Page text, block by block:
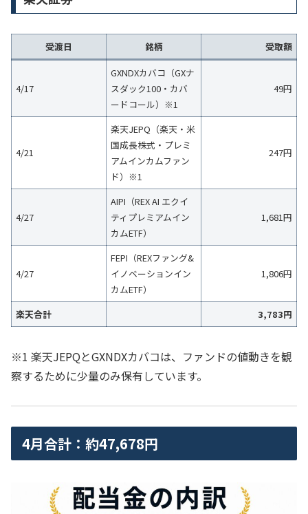
受渡日 銘柄 受取額
4/17
GXNDXカバコ（GXナ
スダック100・カバ
ードコール）※1
49円
4/21
楽天JEPQ（楽天・米
国成長株式・プレミ
アムインカムファン
ド）※1
247円
4/27
AIPI（REX AI エクイ
ティプレミアムイン
カムETF）
1,681円
4/27
FEPI（REXファング&
イノベーションイン
カムETF）
1,806円
楽天合計 3,783円
※1 楽天JEPQとGXNDXカバコは、ファンドの値動きを観
察するために少量のみ保有しています。
4月合計：約47,678円